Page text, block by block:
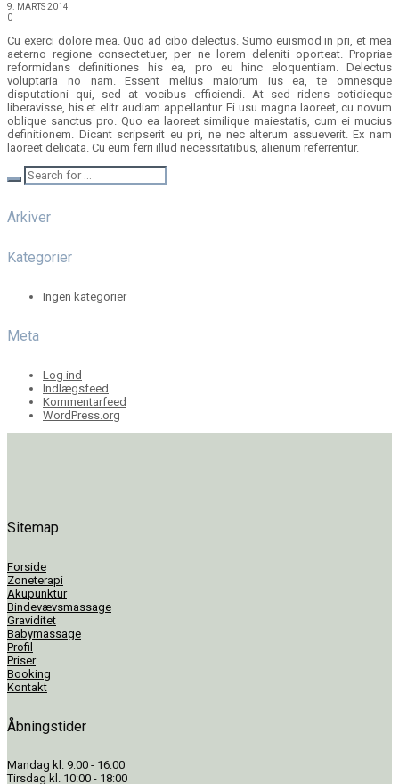
9. MARTS 2014
0
Cu exerci dolore mea. Quo ad cibo delectus. Sumo euismod in pri, et mea
aeterno regione consectetuer, per ne lorem deleniti oporteat. Propriae
reformidans definitiones his ea, pro eu hinc eloquentiam. Delectus
voluptaria no nam. Essent melius maiorum ius ea, te omnesque
disputationi qui, sed at vocibus efficiendi. At sed ridens cotidieque
liberavisse, his et elitr audiam appellantur. Ei usu magna laoreet, cu novum
oblique sanctus pro. Quo ea laoreet similique maiestatis, cum ei mucius
definitionem. Dicant scripserit eu pri, ne nec alterum assueverit. Ex nam
laoreet delicata. Cu eum ferri illud necessitatibus, alienum referrentur.
Arkiver
Kategorier
Ingen kategorier
Meta
Log ind
Indlægsfeed
Kommentarfeed
WordPress.org
Sitemap
Forside
Zoneterapi
Akupunktur
Bindevævsmassage
Graviditet
Babymassage
Profil
Priser
Booking
Kontakt
Åbningstider
Mandag kl. 9:00 - 16:00
Tirsdag kl. 10:00 - 18:00